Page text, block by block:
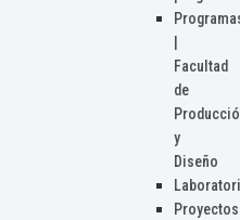
Facultad
de
y
Diseño
Proyectos